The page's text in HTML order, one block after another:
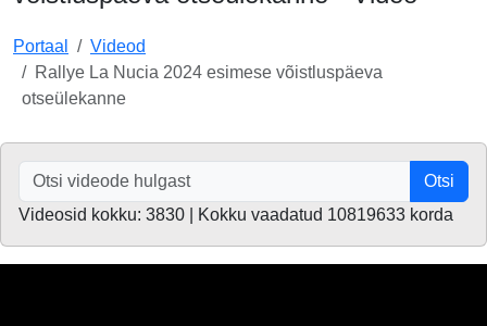
Portaal
Videod
Rallye La Nucia 2024 esimese võistluspäeva
otseülekanne
Otsi
Videosid kokku: 3830 | Kokku vaadatud 10819633 korda